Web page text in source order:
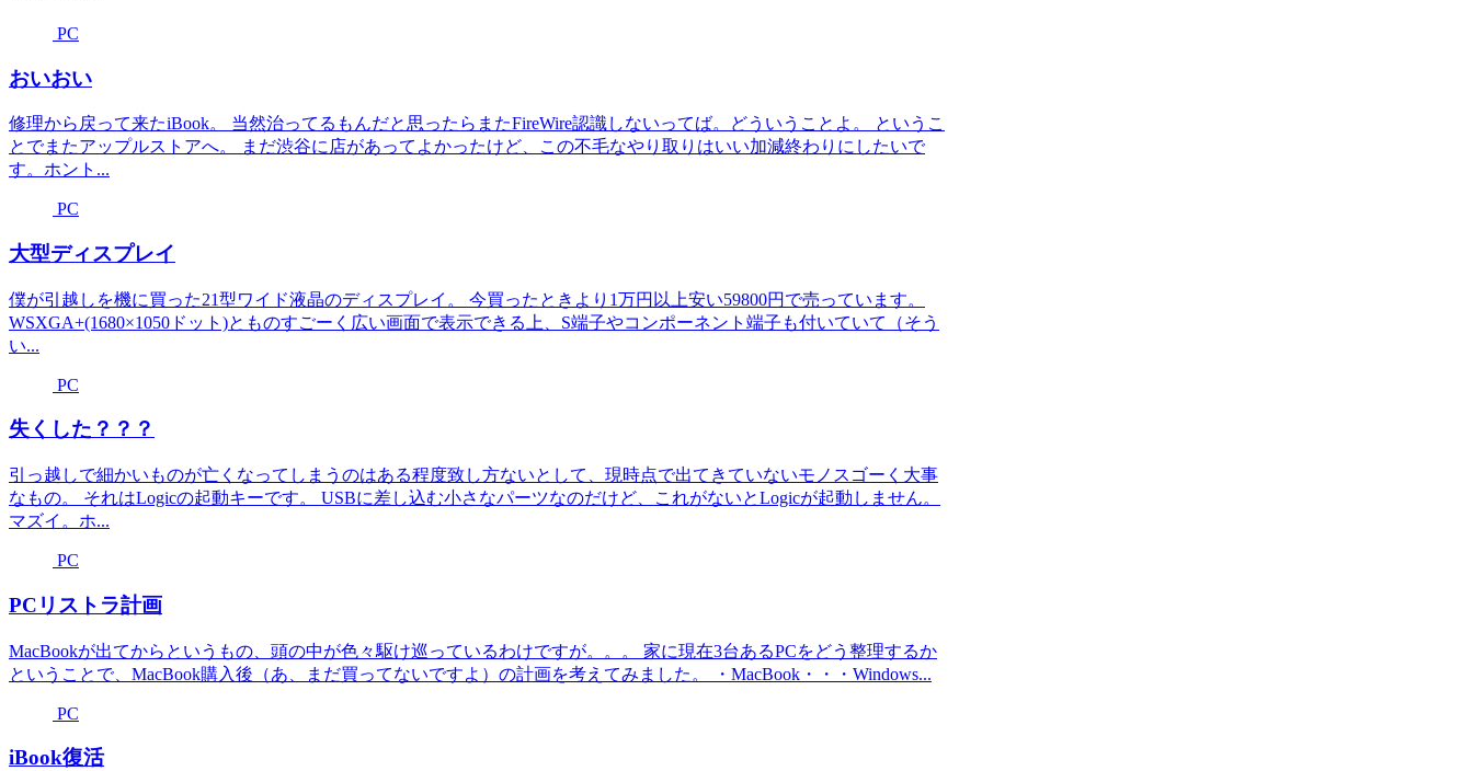
PC
おいおい
修理から戻って来たiBook。 当然治ってるもんだと思ったらまたFireWire認識しないってば。どういうことよ。 というこ
とでまたアップルストアへ。 まだ渋谷に店があってよかったけど、この不毛なやり取りはいい加減終わりにしたいで
す。ホント...
PC
大型ディスプレイ
僕が引越しを機に買った21型ワイド液晶のディスプレイ。 今買ったときより1万円以上安い59800円で売っています。
WSXGA+(1680×1050ドット)とものすごーく広い画面で表示できる上、S端子やコンポーネント端子も付いていて（そう
い...
PC
失くした？？？
引っ越しで細かいものが亡くなってしまうのはある程度致し方ないとして、現時点で出てきていないモノスゴーく大事
なもの。 それはLogicの起動キーです。 USBに差し込む小さなパーツなのだけど、これがないとLogicが起動しません。
マズイ。ホ...
PC
PCリストラ計画
MacBookが出てからというもの、頭の中が色々駆け巡っているわけですが。。。 家に現在3台あるPCをどう整理するか
ということで、MacBook購入後（あ、まだ買ってないですよ）の計画を考えてみました。 ・MacBook・・・Windows...
PC
iBook復活